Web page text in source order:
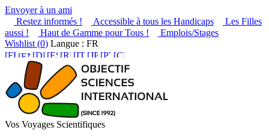
Envoyer à un ami
Restez informés !
Accessible à tous les Handicaps
Les Filles
aussi !
Haut de Gamme pour Tous !
Emplois/Stages
Wishlist (0) Langue : FR
Vos Voyages Scientifiques